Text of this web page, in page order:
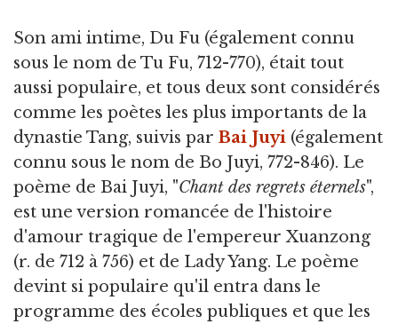
Son ami intime, Du Fu (également connu
sous le nom de Tu Fu, 712-770), était tout
aussi populaire, et tous deux sont considérés
comme les poètes les plus importants de la
dynastie Tang, suivis par Bai Juyi (également
connu sous le nom de Bo Juyi, 772-846). Le
poème de Bai Juyi, "Chant des regrets éternels",
est une version romancée de l'histoire
d'amour tragique de l'empereur Xuanzong
(r. de 712 à 756) et de Lady Yang. Le poème
devint si populaire qu'il entra dans le
programme des écoles publiques et que les